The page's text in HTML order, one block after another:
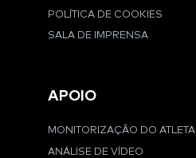
POLÍTICA DE COOKIES
SALA DE IMPRENSA
APOIO
MONITORIZAÇÃO DO ATLETA
ANÁLISE DE VÍDEO